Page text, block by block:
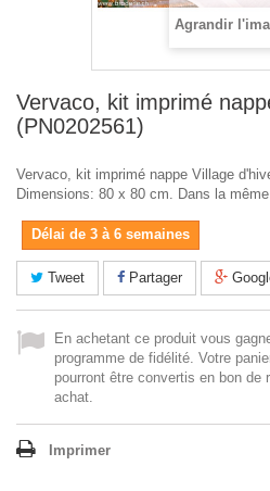
Agrandir
Vervaco, kit imprimé
(PN0202561)
Vervaco, kit imprimé nappe Village
Dimensions: 80 x 80 cm. Dans la
Délai de 3 à 6 semaines
Tweet Partager
En achetant ce produit vous
programme de fidélité. Votre
pourront être convertis en bon de
achat.
Imprimer